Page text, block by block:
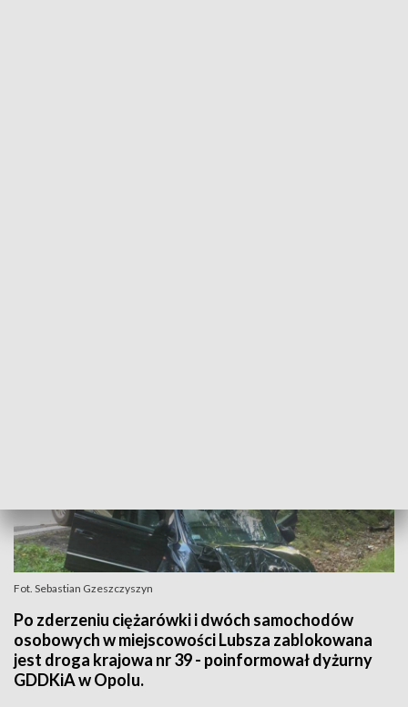
Fot. Sebastian Gzeszczyszyn
Po zderzeniu ciężarówki i dwóch samochodów
osobowych w miejscowości Lubsza zablokowana
jest droga krajowa nr 39 - poinformował dyżurny
GDDKiA w Opolu.